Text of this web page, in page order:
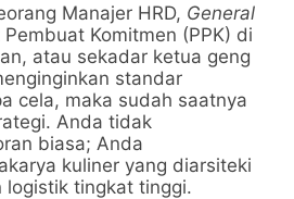
Manajer HRD, General
Komitmen (PPK) di
atau sekadar ketua geng
standar
cela, maka sudah saatnya
Anda tidak
biasa; Anda
kuliner yang diarsiteki
logistik tingkat tinggi.